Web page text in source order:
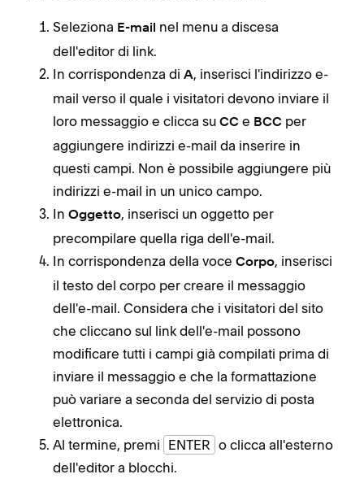
Seleziona E-mail
nel menu a discesa
dell'editor di link.
In corrispondenza di A, inserisci l'indirizzo e-
mail verso il quale i visitatori devono inviare il
loro messaggio e clicca su CC e BCC per
aggiungere indirizzi e-mail da inserire in
questi campi. Non è possibile aggiungere più
indirizzi e-mail in un unico campo.
In Oggetto, inserisci un oggetto per
precompilare quella riga dell'e-mail.
In corrispondenza della voce Corpo, inserisci
il testo del corpo per creare il messaggio
dell'e-mail. Considera che i visitatori del sito
che cliccano sul link dell'e-mail possono
modificare tutti i campi già compilati prima di
inviare il messaggio e che la formattazione
può variare a seconda del servizio di posta
elettronica.
Al termine, premi ENTER o clicca all'esterno
dell'editor a blocchi.